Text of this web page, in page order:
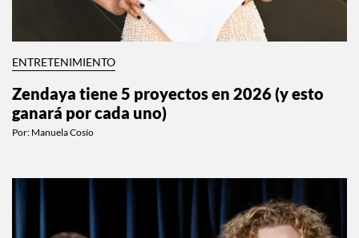
ENTRETENIMIENTO
Zendaya tiene 5 proyectos en 2026 (y esto
ganará por cada uno)
Por: Manuela Cosío